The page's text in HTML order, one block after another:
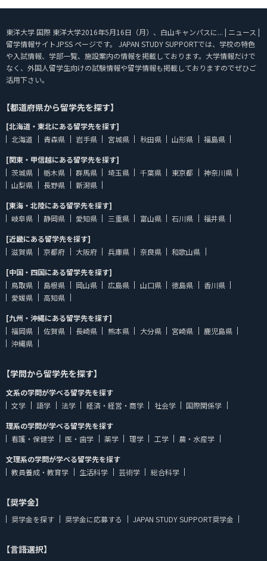
東洋大学 国際 東洋大学2016年5月16日（月）、白山キャンパスに... | ニュース |
留学情報サイトJPSS ページです。 JAPAN STUDY SUPPORTでは、学校の特色
や入試情報、学部一覧、施設案内の情報を掲載しております。大学情報だけで
なく、外国人留学生向けの試験情報や留学情報も掲載しておりますのでぜひご
活用下さい。
【都道府県から留学先を探す】
[北海道・東北にある留学先を探す]
北海道
青森県 岩手県 宮城県 秋田県 山形県
福島県
[関東・甲信越にある留学先を探す]
茨城県
栃木県 群馬県 埼玉県 千葉県 東京都
神奈川県
山梨県
長野県
新潟県
[東海・北陸にある留学先を探す]
岐阜県
静岡県 愛知県 三重県 富山県 石川県
福井県
[近畿にある留学先を探す]
滋賀県
京都府 大阪府 兵庫県 奈良県
和歌山県
[中国・四国にある留学先を探す]
鳥取県
島根県 岡山県 広島県 山口県 徳島県
香川県
愛媛県
高知県
[九州・沖縄にある留学先を探す]
福岡県
佐賀県 長崎県 熊本県 大分県 宮崎県
鹿児島県
沖縄県
【学問から留学先を探す】
文系の学問が学べる留学先を探す
文学
語学 法学 経済・経営・商学 社会学
国際関係学
理系の学問が学べる留学先を探す
看護・保健学
医・歯学 薬学 理学 工学
農・水産学
文理系の学問が学べる留学先を探す
教員養成・教育学
生活科学 芸術学 総合科学
【奨学金】
奨学金を探す 奨学金に応募する JAPAN STUDY SUPPORT奨学金
【言語選択】